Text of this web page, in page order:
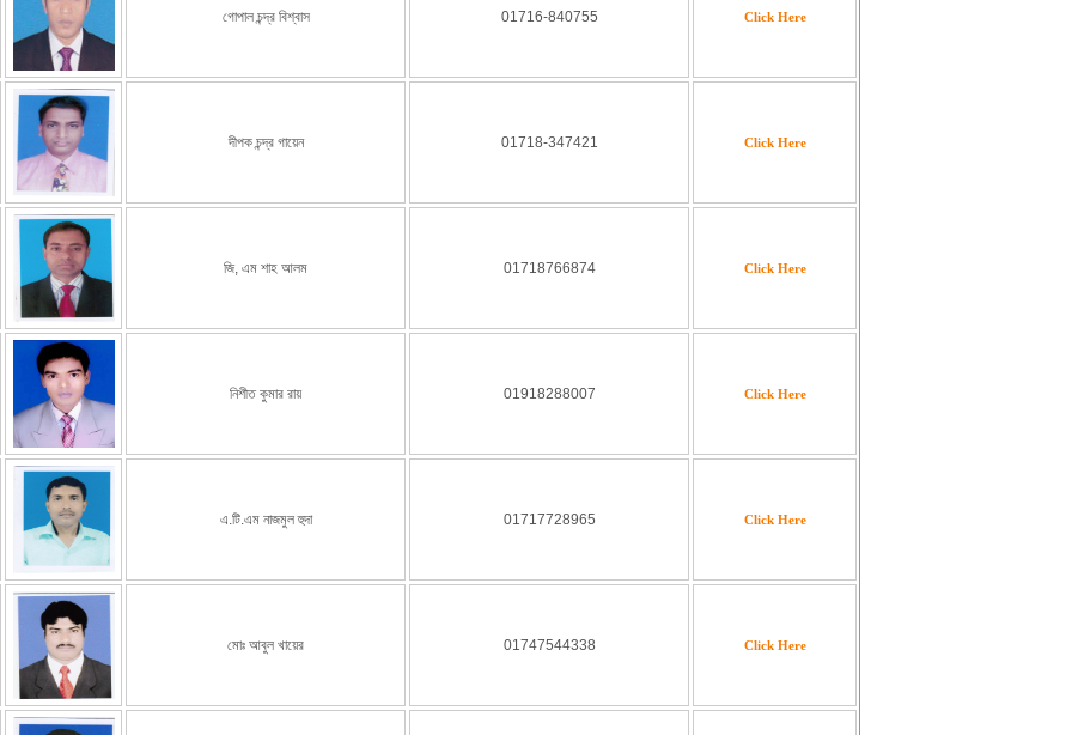
গোপাল চন্দ্র বিশ্বাস 01716-840755 Click Here
দীপক চন্দ্র গায়েন 01718-347421 Click Here
জি, এম শাহ আলম 01718766874 Click Here
নিশীত কুমার রায় 01918288007 Click Here
এ.টি.এম নাজমুল হুদা 01717728965 Click Here
মোঃ আবুল খায়ের 01747544338 Click Here